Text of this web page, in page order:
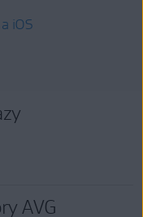
iOS
AVG